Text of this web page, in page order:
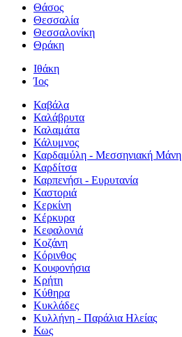
Θάσος
Θεσσαλία
Θεσσαλονίκη
Θράκη
Ιθάκη
Ίος
Καβάλα
Καλάβρυτα
Καλαμάτα
Κάλυμνος
Καρδαμύλη - Μεσσηνιακή Μάνη
Καρδίτσα
Καρπενήσι - Ευρυτανία
Καστοριά
Κερκίνη
Κέρκυρα
Κεφαλονιά
Κοζάνη
Κόρινθος
Κουφονήσια
Κρήτη
Κύθηρα
Κυκλάδες
Κυλλήνη - Παράλια Ηλείας
Κως